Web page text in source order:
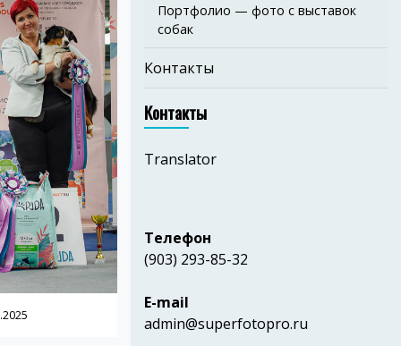
Портфолио — фото с выставок
собак
Контакты
Контакты
Translator
Телефон
(903) 293-85-32
E-mail
admin@superfotopro.ru